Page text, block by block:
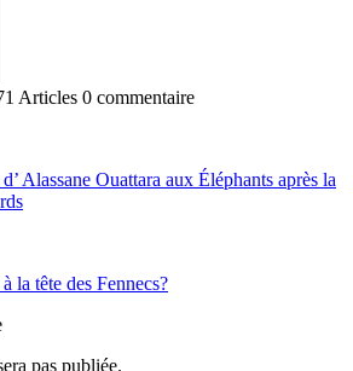
Articles 0 commentaire
Alassane Ouattara aux Éléphants après la
la tête des Fennecs?
pas publiée.